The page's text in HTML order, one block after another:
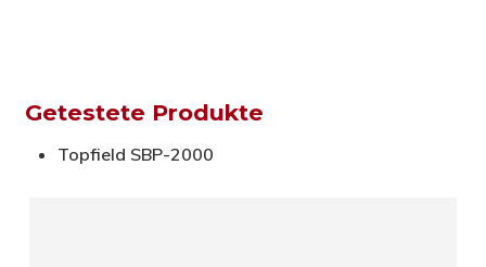
Getestete Produkte
Topfield SBP-2000